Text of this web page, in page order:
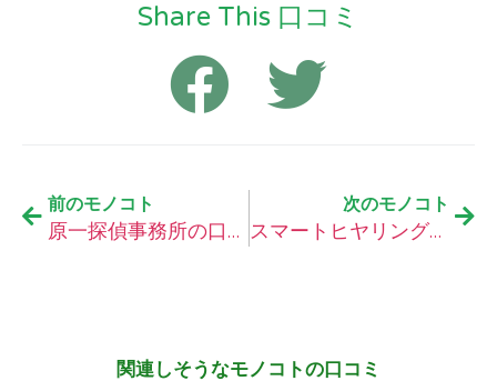
Share This 口コミ
前のモノコト
原一探偵事務所の口コミ
次のモノコト
スマートヒヤリングエイドサービスの口コミ
関連しそうなモノコトの口コミ